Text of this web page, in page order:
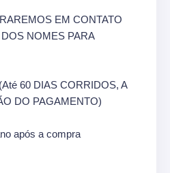
EM CONTATO
NOMES PARA
60 DIAS CORRIDOS, A
DO PAGAMENTO)
após a compra